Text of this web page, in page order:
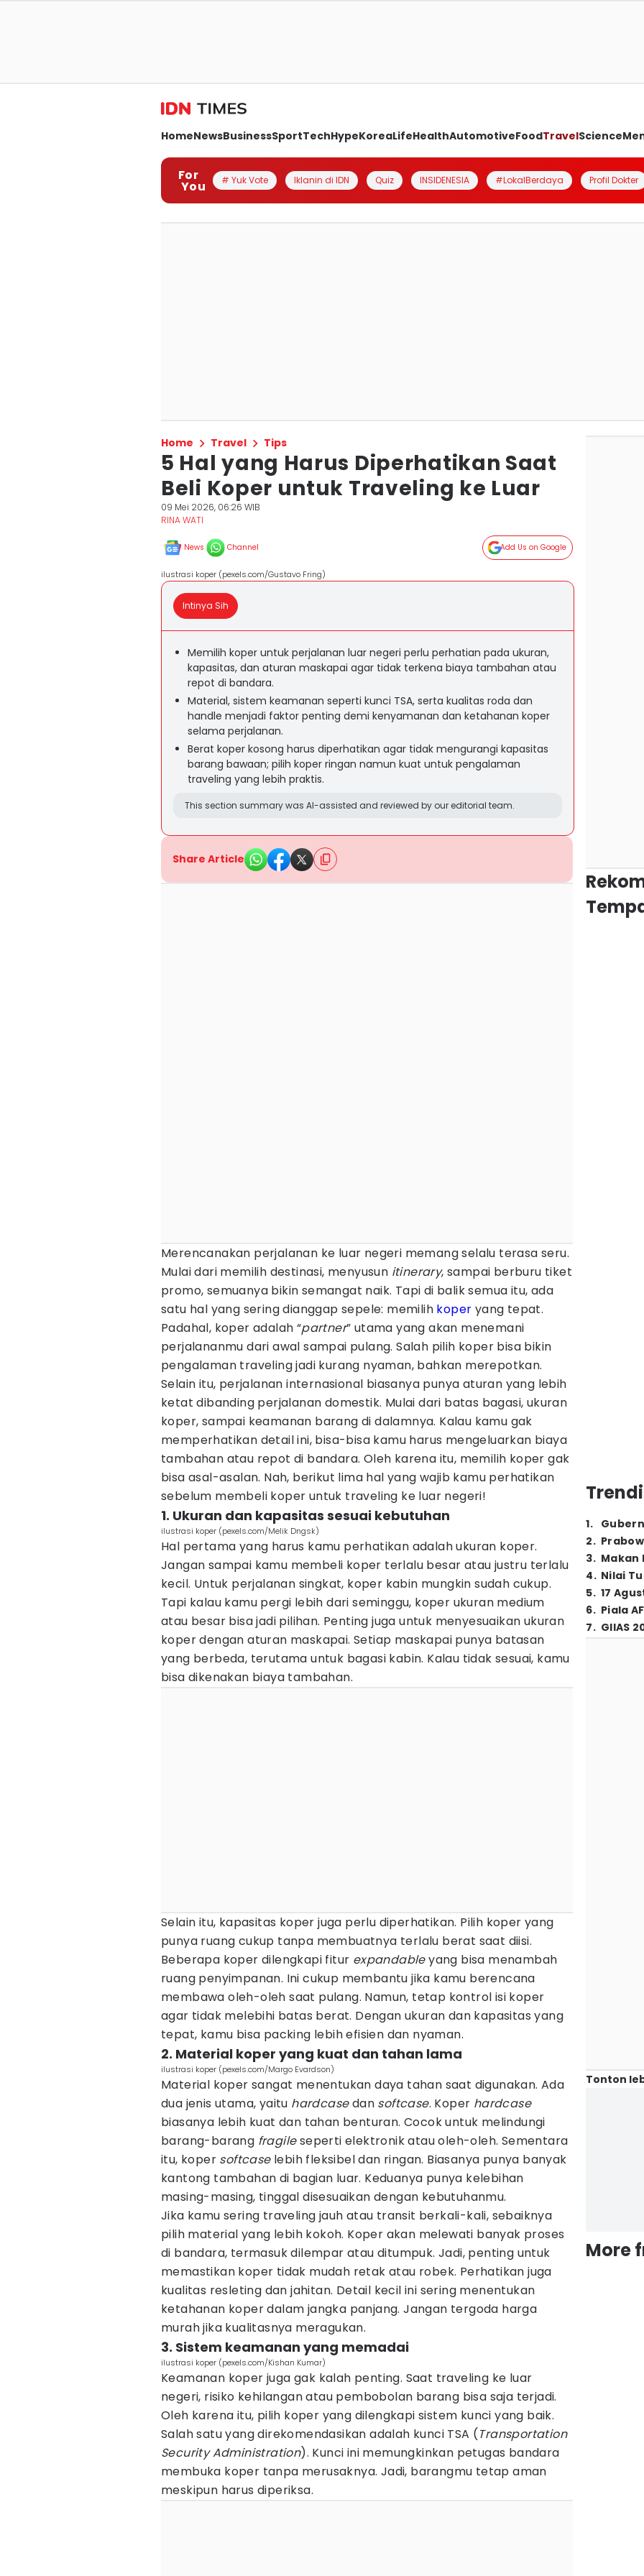
HomeNewsBusinessSportTechHypeKoreaLifeHealthAutomotiveFoodTravelScience
For
You # Yuk Vote Iklanin di IDN Quiz INSIDENESIA #LokalBerdaya Profil Dokter
Home Travel Tips
5 Hal yang Harus Diperhatikan Saat
Beli Koper untuk Traveling ke Luar
09 Mei 2026, 06:26 WIB
RINA WATI
News Channel Add Us on Google
ilustrasi koper (pexels.com/Gustavo Fring)
Intinya Sih
Memilih koper untuk perjalanan luar negeri perlu perhatian pada ukuran,
kapasitas, dan aturan maskapai agar tidak terkena biaya tambahan atau
repot di bandara.
Material, sistem keamanan seperti kunci TSA, serta kualitas roda dan
handle menjadi faktor penting demi kenyamanan dan ketahanan koper
selama perjalanan.
Berat koper kosong harus diperhatikan agar tidak mengurangi kapasitas
barang bawaan; pilih koper ringan namun kuat untuk pengalaman
traveling yang lebih praktis.
This section summary was AI-assisted and reviewed by our editorial team.
Share Article
Merencanakan perjalanan ke luar negeri memang selalu terasa seru.
Mulai dari memilih destinasi, menyusun itinerary, sampai berburu tiket
promo, semuanya bikin semangat naik. Tapi di balik semua itu, ada
satu hal yang sering dianggap sepele: memilih koper yang tepat.
Padahal, koper adalah “partner” utama yang akan menemani
perjalananmu dari awal sampai pulang. Salah pilih koper bisa bikin
pengalaman traveling jadi kurang nyaman, bahkan merepotkan.
Selain itu, perjalanan internasional biasanya punya aturan yang lebih
ketat dibanding perjalanan domestik. Mulai dari batas bagasi, ukuran
koper, sampai keamanan barang di dalamnya. Kalau kamu gak
memperhatikan detail ini, bisa-bisa kamu harus mengeluarkan biaya
tambahan atau repot di bandara. Oleh karena itu, memilih koper gak
bisa asal-asalan. Nah, berikut lima hal yang wajib kamu perhatikan
sebelum membeli koper untuk traveling ke luar negeri!
1. Ukuran dan kapasitas sesuai kebutuhan
ilustrasi koper (pexels.com/Melik Dngsk)
Hal pertama yang harus kamu perhatikan adalah ukuran koper.
Jangan sampai kamu membeli koper terlalu besar atau justru terlalu
kecil. Untuk perjalanan singkat, koper kabin mungkin sudah cukup.
Tapi kalau kamu pergi lebih dari seminggu, koper ukuran medium
atau besar bisa jadi pilihan. Penting juga untuk menyesuaikan ukuran
koper dengan aturan maskapai. Setiap maskapai punya batasan
yang berbeda, terutama untuk bagasi kabin. Kalau tidak sesuai, kamu
bisa dikenakan biaya tambahan.
Selain itu, kapasitas koper juga perlu diperhatikan. Pilih koper yang
punya ruang cukup tanpa membuatnya terlalu berat saat diisi.
Beberapa koper dilengkapi fitur expandableyang bisa menambah
ruang penyimpanan. Ini cukup membantu jika kamu berencana
membawa oleh-oleh saat pulang. Namun, tetap kontrol isi koper
agar tidak melebihi batas berat. Dengan ukuran dan kapasitas yang
tepat, kamu bisa packing lebih efisien dan nyaman.
2. Material koper yang kuat dan tahan lama
ilustrasi koper (pexels.com/Margo Evardson)
Material koper sangat menentukan daya tahan saat digunakan. Ada
dua jenis utama, yaitu hardcasedan softcase. Koper hardcase
biasanya lebih kuat dan tahan benturan. Cocok untuk melindungi
barang-barang fragileseperti elektronik atau oleh-oleh. Sementara
itu, koper softcaselebih fleksibel dan ringan. Biasanya punya banyak
kantong tambahan di bagian luar. Keduanya punya kelebihan
masing-masing, tinggal disesuaikan dengan kebutuhanmu.
Jika kamu sering traveling jauh atau transit berkali-kali, sebaiknya
pilih material yang lebih kokoh. Koper akan melewati banyak proses
di bandara, termasuk dilempar atau ditumpuk. Jadi, penting untuk
memastikan koper tidak mudah retak atau robek. Perhatikan juga
kualitas resleting dan jahitan. Detail kecil ini sering menentukan
ketahanan koper dalam jangka panjang. Jangan tergoda harga
murah jika kualitasnya meragukan.
3. Sistem keamanan yang memadai
ilustrasi koper (pexels.com/Kishan Kumar)
Keamanan koper juga gak kalah penting. Saat traveling ke luar
negeri, risiko kehilangan atau pembobolan barang bisa saja terjadi.
Oleh karena itu, pilih koper yang dilengkapi sistem kunci yang baik.
Salah satu yang direkomendasikan adalah kunci TSA (Transportation
Security Administration). Kunci ini memungkinkan petugas bandara
membuka koper tanpa merusaknya. Jadi, barangmu tetap aman
meskipun harus diperiksa.
1.
2.
3. Makan
4. Nilai
5. 17
6. Piala
7. GIIAS
Tonton
More